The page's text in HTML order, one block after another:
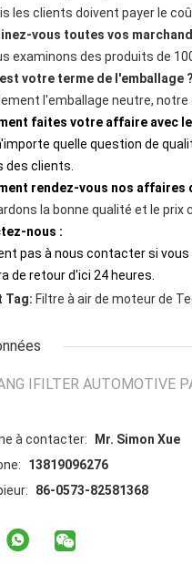
les clients doivent payer le
vous toutes vos
examinons des produits de
votre terme de l'emballage ?
l'emballage neutre,
faites votre affaire avec
quelle question de
des clients.
rendez-vous nos affaires
la bonne qualité et le
nous :
pas à nous contacter si
de retour d'ici 24 heures.
Tag: Filtre à air de moteur de
IFILTER AUTOMOTIVE
à contacter:
Mr. Simon Xue
13819096276
86-0573-82581368